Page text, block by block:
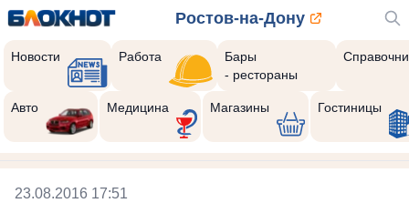
Ростов-на-Дону
Новости Работа
Бары
- рестораны
Авто Медицина Магазины Гостиницы
23.08.2016 17:51